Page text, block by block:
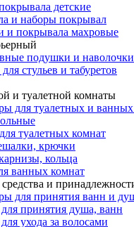
детские
и наборы покрывал
и покрывала махровые
подушки и наволочки
стульев и табуретов
и туалетной комнаты
для туалетных и
туалетных комнат
крючки
кольца
ванных комнат
и
для принятия ванн и
принятия душа, ванн
ухода за волосами